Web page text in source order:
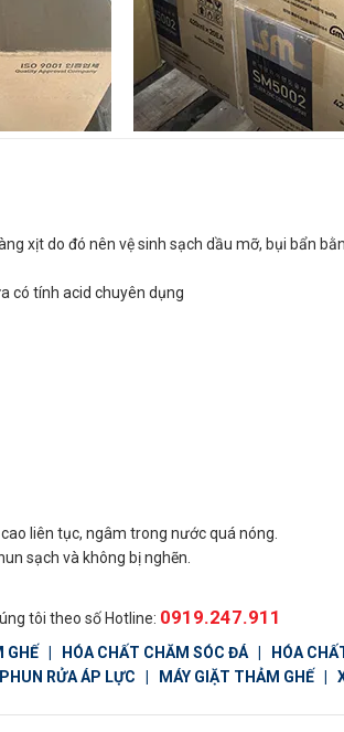
xịt do đó nên vệ sinh sạch dầu mỡ, bụi bẩn
có tính acid chuyên dụng
liên tục, ngâm trong nước quá nóng.
sạch và không bị nghẽn.
tôi theo số Hotline: 0919.247.911
GHẾ HÓA CHẤT CHĂM SÓC ĐÁ HÓA
RỬA ÁP LỰC MÁY GIẶT THẢM GHẾ